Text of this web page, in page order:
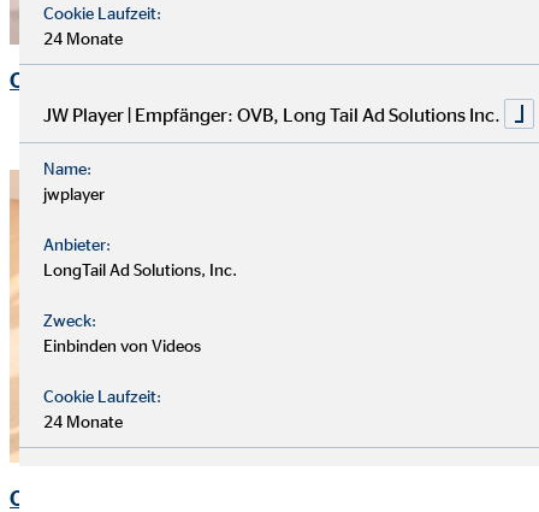
OVB Zahlen, Daten und Fakten
OVB in Europa
Cookie Laufzeit:
24 Monate
JW Player | Empfänger: OVB, Long Tail Ad Solutions Inc.
Name:
jwplayer
Anbieter:
LongTail Ad Solutions, Inc.
Zweck:
Einbinden von Videos
Cookie Laufzeit:
24 Monate